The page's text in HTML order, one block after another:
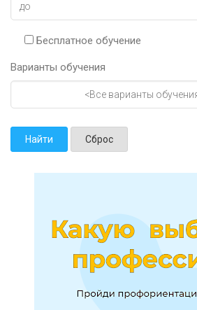
Бесплатное обучение
Варианты обучения
<Все варианты
Найти Сброс